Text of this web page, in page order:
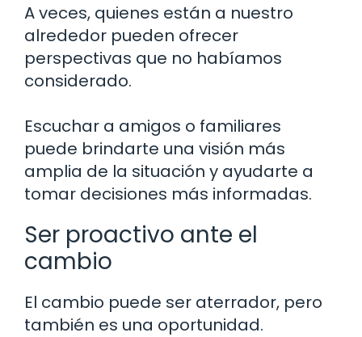
A veces, quienes están a nuestro
alrededor pueden ofrecer
perspectivas que no habíamos
considerado.
Escuchar a amigos o familiares
puede brindarte una visión más
amplia de la situación y ayudarte a
tomar decisiones más informadas.
Ser proactivo ante el
cambio
El cambio puede ser aterrador, pero
también es una oportunidad.